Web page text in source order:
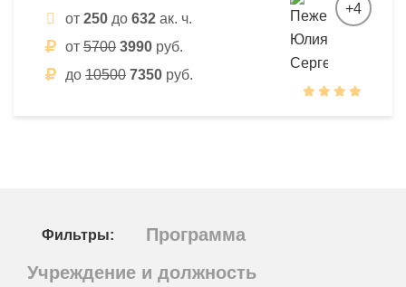
от 250 до 632 ак. ч.
от 5700 3990 руб.
до 10500 7350 руб.
+4
Фильтры:
Программа
Учреждение и должность